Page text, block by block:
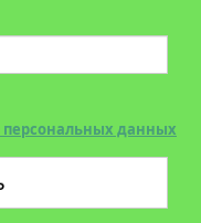
персональных данных